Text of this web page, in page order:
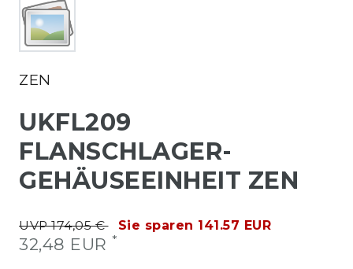
ZEN
UKFL209
FLANSCHLAGER-
GEHÄUSEEINHEIT ZEN
UVP 174,05 € Sie sparen 141.57 EUR
32,48 EUR *